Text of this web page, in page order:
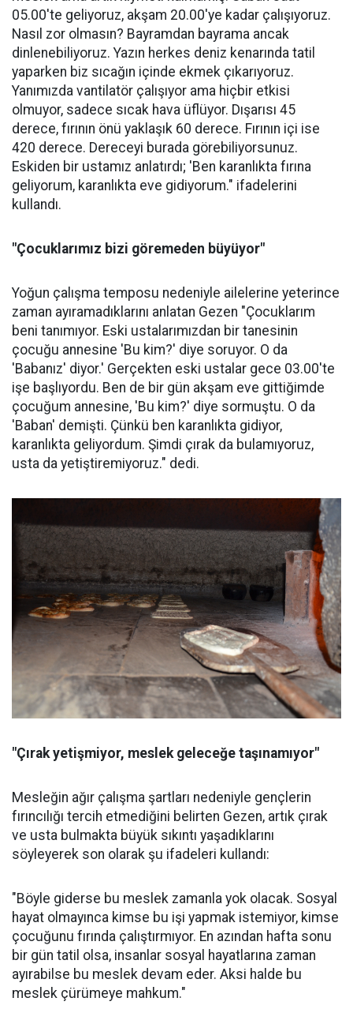
05.00'te geliyoruz, akşam 20.00'ye kadar çalışıyoruz.
Nasıl zor olmasın? Bayramdan bayrama ancak
dinlenebiliyoruz. Yazın herkes deniz kenarında tatil
yaparken biz sıcağın içinde ekmek çıkarıyoruz.
Yanımızda vantilatör çalışıyor ama hiçbir etkisi
olmuyor, sadece sıcak hava üflüyor. Dışarısı 45
derece, fırının önü yaklaşık 60 derece. Fırının içi ise
420 derece. Dereceyi burada görebiliyorsunuz.
Eskiden bir ustamız anlatırdı; 'Ben karanlıkta fırına
geliyorum, karanlıkta eve gidiyorum." ifadelerini
kullandı.
"Çocuklarımız bizi göremeden büyüyor"
Yoğun çalışma temposu nedeniyle ailelerine yeterince
zaman ayıramadıklarını anlatan Gezen "Çocuklarım
beni tanımıyor. Eski ustalarımızdan bir tanesinin
çocuğu annesine 'Bu kim?' diye soruyor. O da
'Babanız' diyor.' Gerçekten eski ustalar gece 03.00'te
işe başlıyordu. Ben de bir gün akşam eve gittiğimde
çocuğum annesine, 'Bu kim?' diye sormuştu. O da
'Baban' demişti. Çünkü ben karanlıkta gidiyor,
karanlıkta geliyordum. Şimdi çırak da bulamıyoruz,
usta da yetiştiremiyoruz." dedi.
"Çırak yetişmiyor, meslek geleceğe taşınamıyor"
Mesleğin ağır çalışma şartları nedeniyle gençlerin
fırıncılığı tercih etmediğini belirten Gezen, artık çırak
ve usta bulmakta büyük sıkıntı yaşadıklarını
söyleyerek son olarak şu ifadeleri kullandı:
"Böyle giderse bu meslek zamanla yok olacak. Sosyal
hayat olmayınca kimse bu işi yapmak istemiyor, kimse
çocuğunu fırında çalıştırmıyor. En azından hafta sonu
bir gün tatil olsa, insanlar sosyal hayatlarına zaman
ayırabilse bu meslek devam eder. Aksi halde bu
meslek çürümeye mahkum."